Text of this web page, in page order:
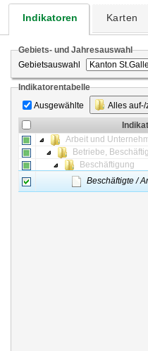
Indikatoren Karten
Gebiets- und Jahresauswahl
Gebietsauswahl
Indikatorentabelle
Ausgewählte
Alles
Arbeit und
Betriebe,
Beschäftigung
Beschäftigte /